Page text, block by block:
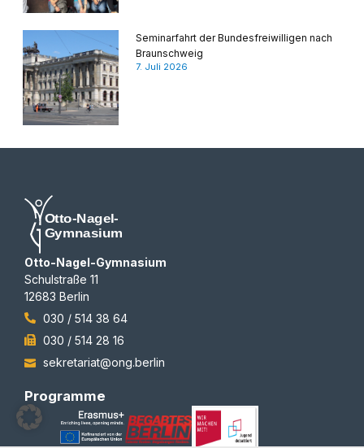
Seminarfahrt der Bundesfreiwilligen nach
Braunschweig
7. Juli 2026
Otto-Nagel-Gymnasium
Schulstraße 11
12683 Berlin
030 / 514 38 64
030 / 514 28 16
sekretariat@ong.berlin
Programme